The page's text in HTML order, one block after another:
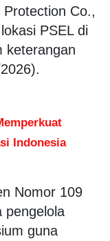
Co.,
PSEL di
keterangan
Indonesia
Nomor 109
pengelola
guna